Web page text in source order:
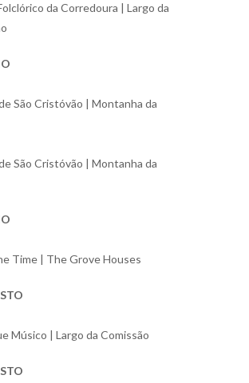
da Corredoura | Largo da
São Cristóvão | Montanha da
São Cristóvão | Montanha da
Time | The Grove Houses
Músico | Largo da Comissão